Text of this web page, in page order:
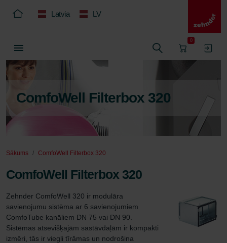
Latvia LV
0
ComfoWell Filterbox 320
Sākums ComfoWell Filterbox 320
ComfoWell Filterbox 320
Zehnder ComfoWell 320 ir modulāra
savienojumu sistēma ar 6 savienojumiem
ComfoTube kanāliem DN 75 vai DN 90.
Sistēmas atsevišķajām sastāvdaļām ir kompakti
izmēri, tās ir viegli tīrāmas un nodrošina